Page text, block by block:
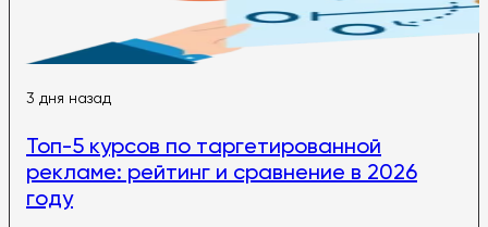
3 дня назад
Топ-5 курсов по таргетированной
рекламе: рейтинг и сравнение в 2026
году